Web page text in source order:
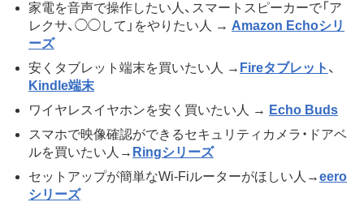
家電を音声で操作したい人、スマートスピーカーで「ア
レクサ、◯◯して」をやりたい人 → Amazon Echoシリ
ーズ
安くタブレット端末を買いたい人 → Fireタブレット 、
Kindle端末
ワイヤレスイヤホンを安く買いたい人 → Echo Buds
スマホで映像確認ができるセキュリティカメラ・ドアベ
ルを買いたい人→ Ringシリーズ
セットアップが簡単なWi-Fiルーターがほしい人→eero
シリーズ